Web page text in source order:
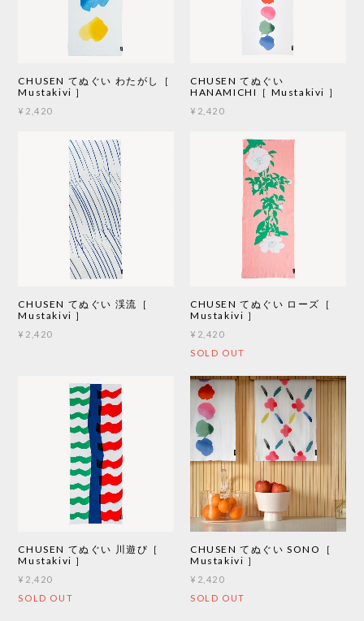
CHUSEN てぬぐい わたがし［
Mustakivi ］
¥2,420
CHUSEN てぬぐい
HANAMICHI［ Mustakivi ］
¥2,420
CHUSEN てぬぐい 渓流［
Mustakivi ］
¥2,420
CHUSEN てぬぐい ローズ［
Mustakivi ］
¥2,420
SOLD OUT
CHUSEN てぬぐい 川遊び［
Mustakivi ］
¥2,420
SOLD OUT
CHUSEN てぬぐい SONO［
Mustakivi ］
¥2,420
SOLD OUT